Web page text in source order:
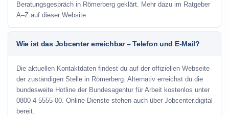
Beratungsgespräch in Römerberg geklärt. Mehr dazu im Ratgeber
A–Z auf dieser Website.
Wie ist das Jobcenter erreichbar – Telefon und E-Mail?
Die aktuellen Kontaktdaten findest du auf der offiziellen Webseite
der zuständigen Stelle in Römerberg. Alternativ erreichst du die
bundesweite Hotline der Bundesagentur für Arbeit kostenlos unter
0800 4 5555 00. Online-Dienste stehen auch über Jobcenter.digital
bereit.